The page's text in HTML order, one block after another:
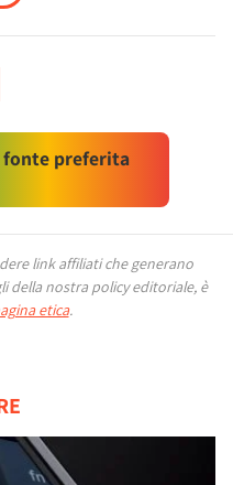
fonte preferita
link affiliati che generano
della nostra policy editoriale, è
etica.